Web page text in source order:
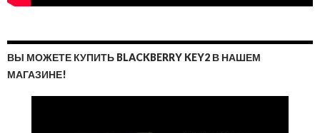
ВЫ МОЖЕТЕ КУПИТЬ BLACKBERRY KEY2 В НАШЕМ
МАГАЗИНЕ!